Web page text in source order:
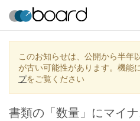
このお知らせは、公開から半年
が古い可能性があります。機能
プをご覧ください
書類の「数量」にマイ